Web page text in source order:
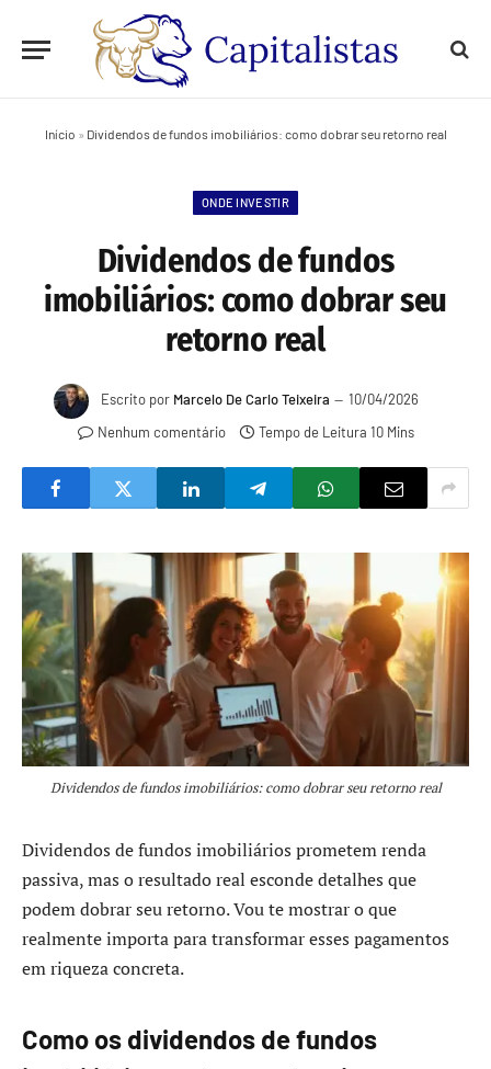
Início » Dividendos de fundos imobiliários: como dobrar seu retorno real
ONDE INVESTIR
Dividendos de fundos
imobiliários: como dobrar seu
retorno real
Escrito por Marcelo De Carlo Teixeira
10/04/2026
Nenhum comentário
Tempo de Leitura 10 Mins
Dividendos de fundos imobiliários: como dobrar seu retorno real
Dividendos de fundos imobiliários prometem renda
passiva, mas o resultado real esconde detalhes que
podem dobrar seu retorno. Vou te mostrar o que
realmente importa para transformar esses pagamentos
em riqueza concreta.
Como os dividendos de fundos